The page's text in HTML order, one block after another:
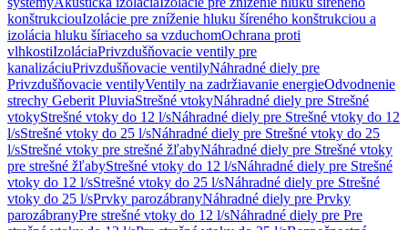
konštrukciouIzolácie pre zníženie hluku šíreného konštrukciou a
izolácia hluku šíriaceho sa vzduchomOchrana proti
vlhkostiIzoláciaPrivzdušňovacie ventily pre
kanalizáciuPrivzdušňovacie ventilyNáhradné diely pre
Privzdušňovacie ventilyVentily na zadržiavanie energieOdvodnenie
strechy Geberit PluviaStrešné vtokyNáhradné diely pre Strešné
vtokyStrešné vtoky do 12 l/sNáhradné diely pre Strešné vtoky do 12
l/sStrešné vtoky do 25 l/sNáhradné diely pre Strešné vtoky do 25
l/sStrešné vtoky pre strešné žľabyNáhradné diely pre Strešné vtoky
pre strešné žľabyStrešné vtoky do 12 l/sNáhradné diely pre Strešné
vtoky do 12 l/sStrešné vtoky do 25 l/sNáhradné diely pre Strešné
vtoky do 25 l/sPrvky parozábranyNáhradné diely pre Prvky
parozábranyPre strešné vtoky do 12 l/sNáhradné diely pre Pre